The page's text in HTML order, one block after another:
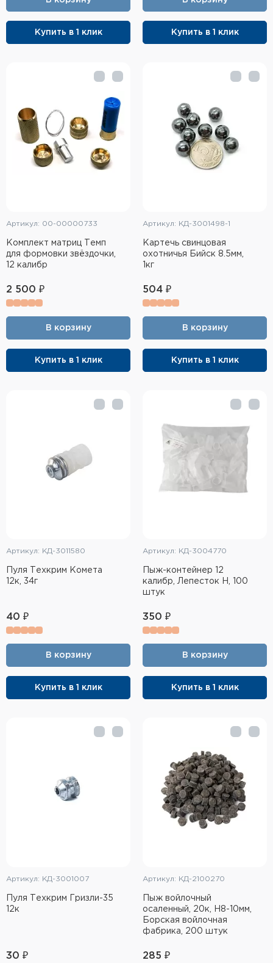
Купить в 1 клик Купить в 1 клик
Артикул: 00-00000733
Комплект матриц Темп
для формовки звёздочки,
12 калибр
2 500 ₽
В корзину
Купить в 1 клик
Артикул: КД-3001498-1
Картечь свинцовая
охотничья Бийск 8.5мм,
1кг
504 ₽
В корзину
Купить в 1 клик
Артикул: КД-3011580
Пуля Техкрим Комета
12к, 34г
40 ₽
В корзину
Купить в 1 клик
Артикул: КД-3004770
Пыж-контейнер 12
калибр, Лепесток Н, 100
штук
350 ₽
В корзину
Купить в 1 клик
Артикул: КД-3001007
Пуля Техкрим Гризли-35
12к
30 ₽
Артикул: КД-2100270
Пыж войлочный
осаленный, 20к, H8-10мм,
Борская войлочная
фабрика, 200 штук
285 ₽